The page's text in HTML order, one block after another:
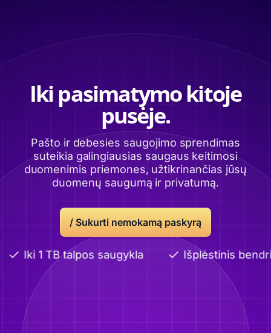
Iki pasimatymo kitoje
pusėje.
Pašto ir debesies saugojimo sprendimas
suteikia galingiausias saugaus keitimosi
duomenimis priemones, užtikrinančias jūsų
duomenų saugumą ir privatumą.
/ Sukurti nemokamą paskyrą
Iki 1 TB talpos saugykla Išplėstinis